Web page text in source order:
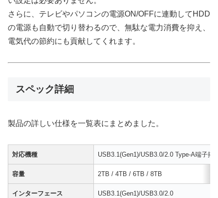
さらに、テレビやパソコンの電源ON/OFFに連動してHDD
の電源も自動で切り替わるので、無駄な電力消費を抑え、
電気代の節約にも貢献してくれます。
スペック詳細
製品の詳しい仕様を一覧表にまとめました。
対応機種 USB3.1(Gen1)/USB3.0/2.0 Type-A端子搭
容量 2TB / 4TB / 6TB / 8TB
インターフェース USB3.1(Gen1)/USB3.0/2.0